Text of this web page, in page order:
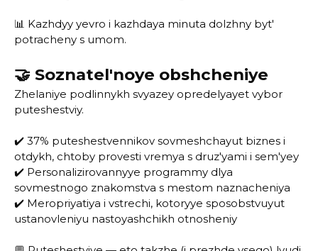
📊 Kazhdyy yevro i kazhdaya minuta dolzhny byt'
potracheny s umom.
🤝 Soznatel'noye obshcheniye
Zhelaniye podlinnykh svyazey opredelyayet vybor
puteshestviy.
✔️ 37% puteshestvennikov sovmeshchayut biznes i
otdykh, chtoby provesti vremya s druz'yami i sem'yey
✔️ Personalizirovannyye programmy dlya
sovmestnogo znakomstva s mestom naznacheniya
✔️ Meropriyatiya i vstrechi, kotoryye sposobstvuyut
ustanovleniyu nastoyashchikh otnosheniy